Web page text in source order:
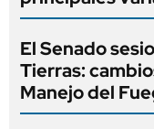
El Senado
Tierras:
Manejo del